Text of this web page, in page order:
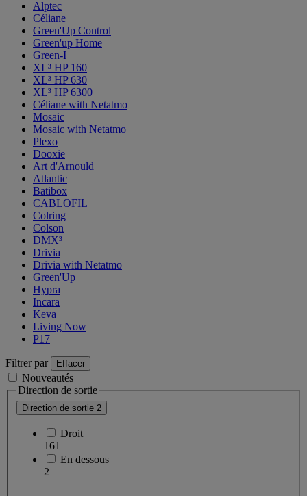
Alptec
Céliane
Green'Up Control
Green'up Home
Green-I
XL³ HP 160
XL³ HP 630
XL³ HP 6300
Céliane with Netatmo
Mosaic
Mosaic with Netatmo
Plexo
Dooxie
Art d'Arnould
Atlantic
Batibox
CABLOFIL
Colring
Colson
DMX³
Drivia
Drivia with Netatmo
Green'Up
Hypra
Incara
Keva
Living Now
P17
Filtrer par Effacer
Nouveautés
Direction de sortie
Direction de sortie 2
Droit
161
En dessous
2